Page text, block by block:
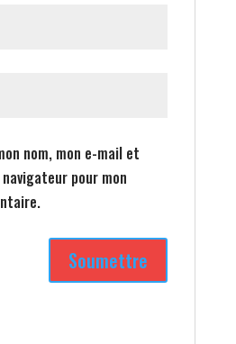
nom, mon e-mail et
pour mon